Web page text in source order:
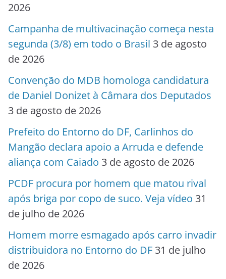
2026
Campanha de multivacinação começa nesta
segunda (3/8) em todo o Brasil 3 de agosto
de 2026
Convenção do MDB homologa candidatura
de Daniel Donizet à Câmara dos Deputados
3 de agosto de 2026
Prefeito do Entorno do DF, Carlinhos do
Mangão declara apoio a Arruda e defende
aliança com Caiado 3 de agosto de 2026
PCDF procura por homem que matou rival
após briga por copo de suco. Veja vídeo 31
de julho de 2026
Homem morre esmagado após carro invadir
distribuidora no Entorno do DF 31 de julho
de 2026